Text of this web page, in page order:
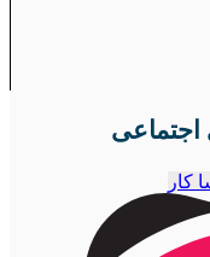
اجتماعی
کار